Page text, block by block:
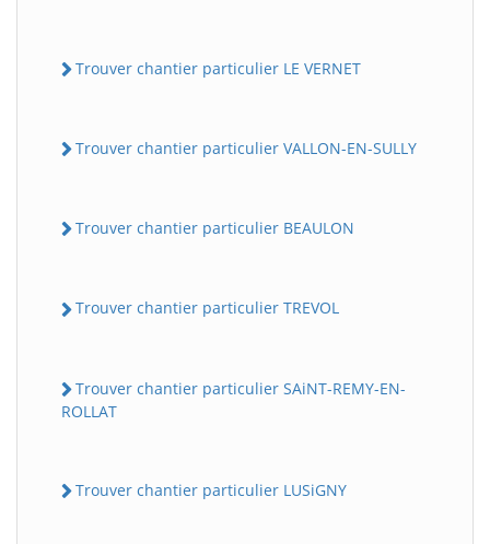
Trouver chantier particulier LE VERNET
Trouver chantier particulier VALLON-EN-SULLY
Trouver chantier particulier BEAULON
Trouver chantier particulier TREVOL
Trouver chantier particulier SAiNT-REMY-EN-
ROLLAT
Trouver chantier particulier LUSiGNY